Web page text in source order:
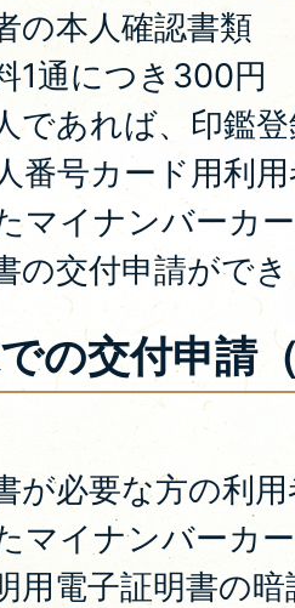
の本人確認書類
1通につき300円
であれば、印鑑
番号カード用利
マイナンバーカ
の交付申請がで
の交付申請
が必要な方の利
マイナンバーカ
用電子証明書の